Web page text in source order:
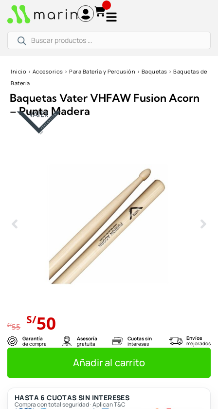
productos
Inicio › Accesorios › Para Batería y Percusión › Baquetas › Baquetas de
Batería
Baquetas Vater VHFAW Fusion Acorn
– Punta Madera
S/55 El
precio
original
era:
S/50 precio
actual
es:
S/50.
Garantía
de compra
Asesoría
gratuita
Cuotas sin
intereses
Envíos
mejorados
Añadir al carrito
HASTA 6 CUOTAS SIN INTERESES
Compra con total seguridad · Aplican T&C